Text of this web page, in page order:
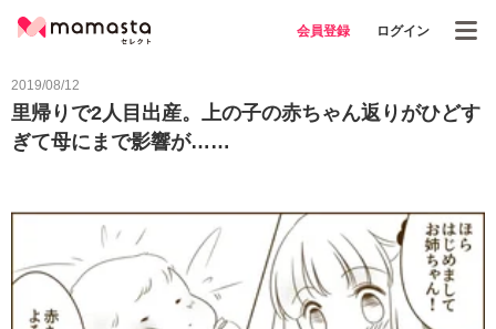
会員登録 ログイン
2019/08/12
里帰りで2人目出産。上の子の赤ちゃん返りがひどす
ぎて母にまで影響が……